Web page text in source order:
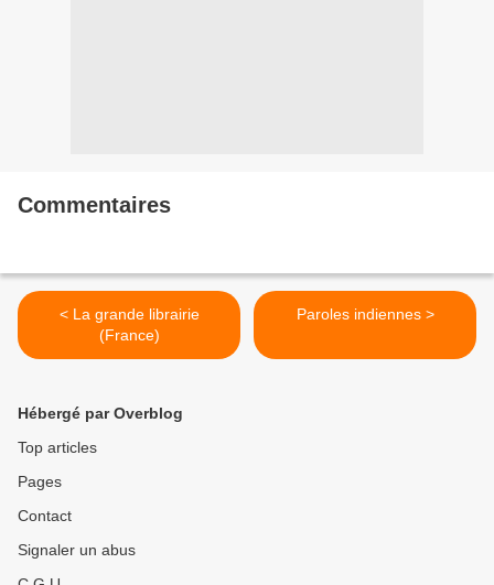
Commentaires
< La grande librairie
(France)
Paroles indiennes >
Hébergé par Overblog
Top articles
Pages
Contact
Signaler un abus